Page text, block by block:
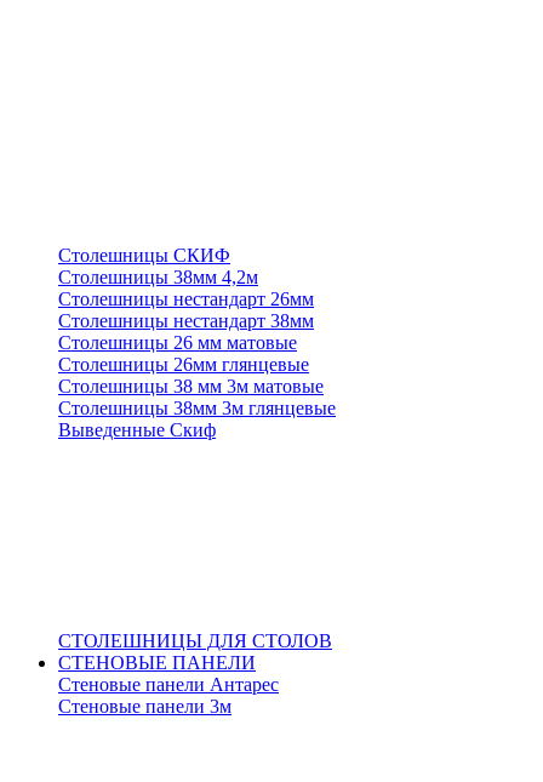
Столешницы СКИФ
Столешницы 38мм 4,2м
Столешницы нестандарт 26мм
Столешницы нестандарт 38мм
Столешницы 26 мм матовые
Столешницы 26мм глянцевые
Столешницы 38 мм 3м матовые
Столешницы 38мм 3м глянцевые
Выведенные Скиф
СТОЛЕШНИЦЫ ДЛЯ СТОЛОВ
СТЕНОВЫЕ ПАНЕЛИ
Стеновые панели Антарес
Стеновые панели 3м